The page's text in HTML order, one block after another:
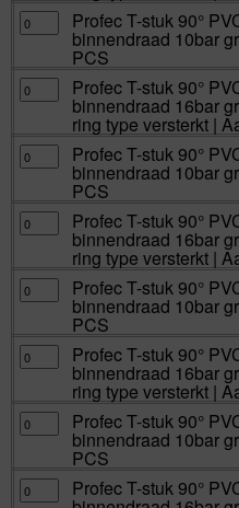
Aantal
10
PCS
Aantal
10
PCS
U
3/4"
binnendraad
RVS
ring
type
Aantal
10
PCS
Profec
T-
stuk
U
1"
binnendraad
Aantal
10
PCS
Profec T-stuk 90°
binnendraad 10bar
PCS
Profec
T-
stuk
U
1"
binnendraad
RVS
ring
type
Aantal
10
PCS
Profec T-stuk 90°
binnendraad 16bar
ring type versterkt |
Profec
T-
stuk
U
1
1/4"
binnendraad
|
Aantal
1
Profec T-stuk 90°
binnendraad 10bar
PCS
Profec
T-
stuk
U
1
1/4"
binnendraad
met
RVS
ring
|
Aantal
1
Profec T-stuk 90°
binnendraad 16bar
ring type versterkt |
Profec
T-
stuk
U
1
1/2"
binnendraad
|
Aantal
1
Profec T-stuk 90°
binnendraad 10bar
PCS
Profec
T-
stuk
U
1
1/2"
binnendraad
met
RVS
Profec T-stuk 90°
binnendraad 16bar
ring type versterkt |
Profec
T-
stuk
U
2"
binnendraad
Profec T-stuk 90°
binnendraad 10bar
PCS
Profec
T- Profec T-stuk 90°